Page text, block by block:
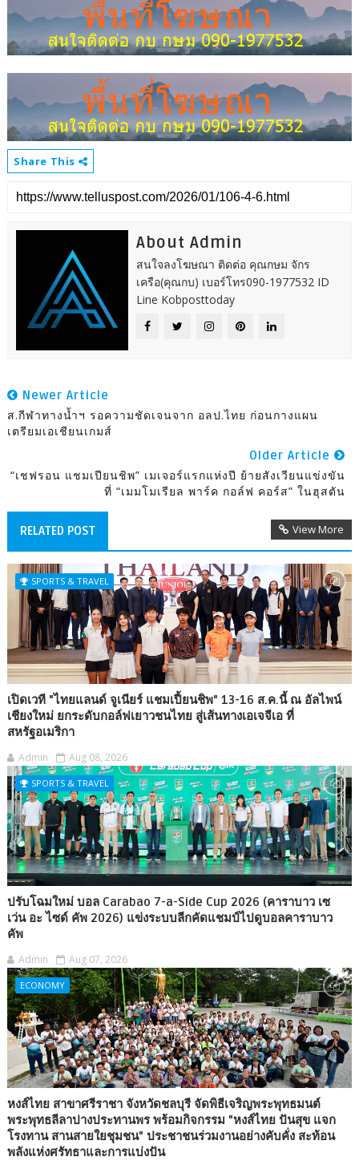
Share This
About Admin
สนใจลงโฆษณา ติดต่อ คุณกษม จักร
เครือ(คุณกบ) เบอร์โทร090-1977532 ID
Line Kobposttoday
Newer Article
ส.กีฬาทางน้ำฯ รอความชัดเจนจาก อลป.ไทย ก่อนกางแผน
เตรียมเอเชียนเกมส์
Older Article
“เชฟรอน แชมเปียนชิพ” เมเจอร์แรกแห่งปี ย้ายสังเวียนแข่งขัน
ที่ “เมมโมเรียล พาร์ค กอล์ฟ คอร์ส” ในฮุสตัน
RELATED POST View More
SPORTS & TRAVEL
เปิดเวที "ไทยแลนด์ จูเนียร์ แชมเปี้ยนชิพ" 13-16 ส.ค.นี้ ณ อัลไพน์
เชียงใหม่ ยกระดับกอล์ฟเยาวชนไทย สู่เส้นทางเอเจจีเอ ที่
สหรัฐอเมริกา
Admin Aug 08, 2026
SPORTS & TRAVEL
ปรับโฉมใหม่ บอล Carabao 7-a-Side Cup 2026 (คาราบาว เซ
เว่น อะ ไซด์ คัพ 2026) แข่งระบบลีกคัดแชมป์ไปดูบอลคาราบาว
คัพ
Admin Aug 07, 2026
ECONOMY
หงส์ไทย สาขาศรีราชา จังหวัดชลบุรี จัดพิธีเจริญพระพุทธมนต์
พระพุทธลีลาปางประทานพร พร้อมกิจกรรม "หงส์ไทย ปันสุข แจก
โรงทาน สานสายใยชุมชน" ประชาชนร่วมงานอย่างคับคั่ง สะท้อน
พลังแห่งศรัทธาและการแบ่งปัน